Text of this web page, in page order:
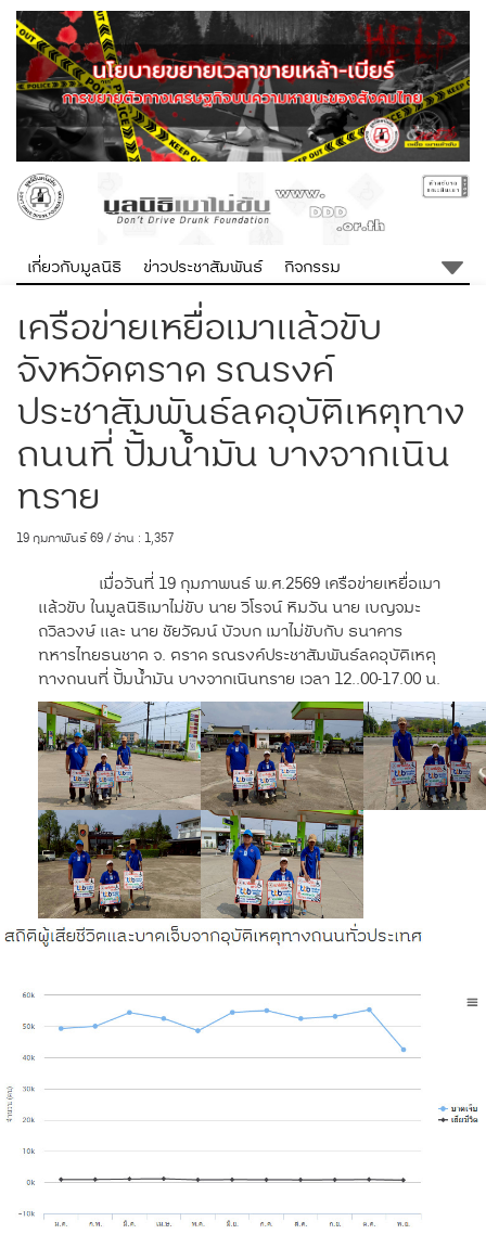
เกี่ยวกับมูลนิธิ ข่าวประชาสัมพันธ์ กิจกรรม
เครือข่ายเหยื่อเมาแล้วขับ
จังหวัดตราด รณรงค์
ประชาสัมพันธ์ลดอุบัติเหตุทาง
ถนนที่ ปั้มน้ำมัน บางจากเนิน
ทราย
19 กุมภาพันธ์ 69 / อ่าน : 1,357
เมื่อวันที่ 19 กุมภาพนธ์ พ.ศ.2569 เครือข่ายเหยื่อเมา
แล้วขับ ในมูลนิธิเมาไม่ขับ นาย วิโรจน์ หิมวัน นาย เบญจมะ
ถวิลวงษ์ และ นาย ชัยวัฒน์ บัวบก เมาไม่ขับกับ ธนาคาร
ทหารไทยธนชาต จ. ตราด รณรงค์ประชาสัมพันธ์ลดอุบัติเหตุ
ทางถนนที่ ปั้มน้ำมัน บางจากเนินทราย เวลา 12..00-17.00 น.